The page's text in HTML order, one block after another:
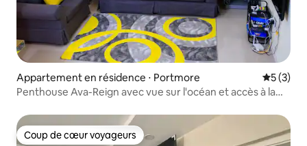
Appartement en résidence ⋅ Portmore
5 (3)
Penthouse Ava-Reign avec vue sur l'océan et accès à la
Coup de cœur voyageurs
Coup de cœur voyageurs